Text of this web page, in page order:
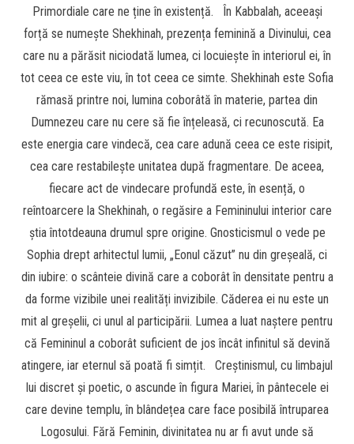
Primordiale care ne ține în existență. În Kabbalah, aceeași
forță se numește Shekhinah, prezența feminină a Divinului, cea
care nu a părăsit niciodată lumea, ci locuiește în interiorul ei, în
tot ceea ce este viu, în tot ceea ce simte. Shekhinah este Sofia
rămasă printre noi, lumina coborâtă în materie, partea din
Dumnezeu care nu cere să fie înțeleasă, ci recunoscută. Ea
este energia care vindecă, cea care adună ceea ce este risipit,
cea care restabilește unitatea după fragmentare. De aceea,
fiecare act de vindecare profundă este, în esență, o
reîntoarcere la Shekhinah, o regăsire a Femininului interior care
știa întotdeauna drumul spre origine. Gnosticismul o vede pe
Sophia drept arhitectul lumii, „Eonul căzut” nu din greșeală, ci
din iubire: o scânteie divină care a coborât în densitate pentru a
da forme vizibile unei realități invizibile. Căderea ei nu este un
mit al greșelii, ci unul al participării. Lumea a luat naștere pentru
că Femininul a coborât suficient de jos încât infinitul să devină
atingere, iar eternul să poată fi simțit. Creștinismul, cu limbajul
lui discret și poetic, o ascunde în figura Mariei, în pântecele ei
care devine templu, în blândețea care face posibilă întruparea
Logosului. Fără Feminin, divinitatea nu ar fi avut unde să